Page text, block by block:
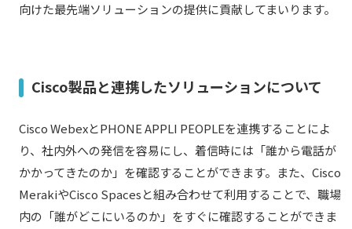
向けた最先端ソリューションの提供に貢献してまいります。
Cisco製品と連携したソリューションについて
Cisco WebexとPHONE APPLI PEOPLEを連携することによ
り、社内外への発信を容易にし、着信時には「誰から電話が
かかってきたのか」を確認することができます。また、Cisco
MerakiやCisco Spacesと組み合わせて利用することで、職場
内の「誰がどこにいるのか」をすぐに確認することができま